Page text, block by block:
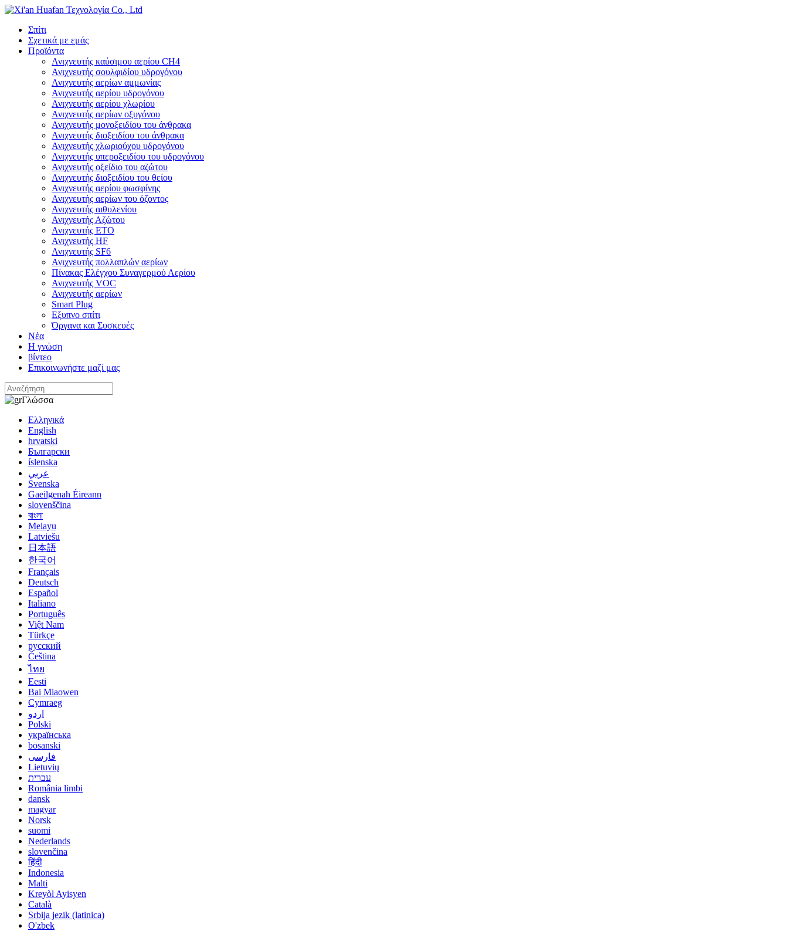
Σπίτι
Σχετικά με εμάς
Προϊόντα
Ανιχνευτής καύσιμου αερίου CH4
Ανιχνευτής σουλφιδίου υδρογόνου
Ανιχνευτής αερίων αμμωνίας
Ανιχνευτής αερίου υδρογόνου
Ανιχνευτής αερίου χλωρίου
Ανιχνευτής αερίων οξυγόνου
Ανιχνευτής μονοξειδίου του άνθρακα
Ανιχνευτής διοξειδίου του άνθρακα
Ανιχνευτής χλωριούχου υδρογόνου
Ανιχνευτής υπεροξειδίου του υδρογόνου
Ανιχνευτής οξείδιο του αζώτου
Ανιχνευτής διοξειδίου του θείου
Ανιχνευτής αερίου φωσφίνης
Ανιχνευτής αερίων του όζοντος
Ανιχνευτής αιθυλενίου
Ανιχνευτής Αζώτου
Ανιχνευτής ETO
Ανιχνευτής HF
Ανιχνευτής SF6
Ανιχνευτής πολλαπλών αερίων
Πίνακας Ελέγχου Συναγερμού Αερίου
Ανιχνευτής VOC
Ανιχνευτής αερίων
Smart Plug
Εξυπνο σπίτι
Όργανα και Συσκευές
Νέα
Η γνώση
βίντεο
Επικοινωνήστε μαζί μας
Γλώσσα
Ελληνικά
English
hrvatski
Български
íslenska
عربي
Svenska
Gaeilgenah Éireann
slovenščina
বাংলা
Melayu
Latviešu
日本語
한국어
Français
Deutsch
Español
Italiano
Português
Việt Nam
Türkçe
русский
Čeština
ไทย
Eesti
Bai Miaowen
Cymraeg
اردو
Polski
українська
bosanski
فارسی
Lietuvių
עברית
România limbi
dansk
magyar
Norsk
suomi
Nederlands
slovenčina
हिंदी
Indonesia
Malti
Kreyòl Ayisyen
Català
Srbija jezik (latinica)
O'zbek